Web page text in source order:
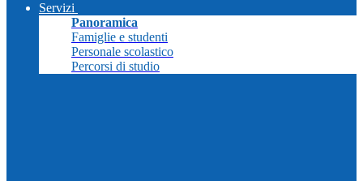
Servizi
Panoramica
Famiglie e studenti
Personale scolastico
Percorsi di studio